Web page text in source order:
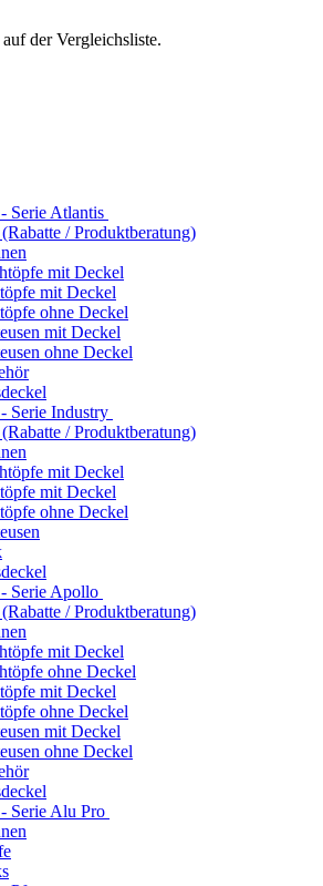
der Vergleichsliste.
Serie Atlantis
(Rabatte / Produktberatung)
mit Deckel
mit Deckel
ohne Deckel
mit Deckel
ohne Deckel
Serie Industry
(Rabatte / Produktberatung)
mit Deckel
mit Deckel
ohne Deckel
Serie Apollo
(Rabatte / Produktberatung)
mit Deckel
ohne Deckel
mit Deckel
ohne Deckel
mit Deckel
ohne Deckel
Serie Alu Pro